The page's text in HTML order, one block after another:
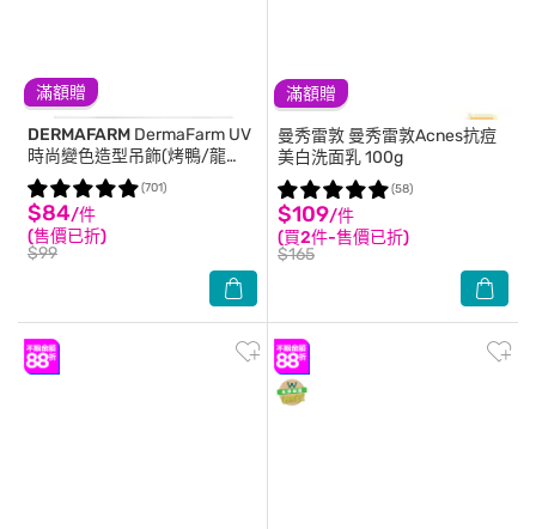
滿額贈
DERMAFARM DermaFarm UV
時尚變色造型吊飾(烤鴨/龍
蝦)-2款隨機出貨
$84/件
(售價已折)
$99
(701)
滿額贈
曼秀雷敦 曼秀雷敦Acnes抗痘
美白洗面乳 100g
$109/件
(買2件-售價已折)
$165
(58)